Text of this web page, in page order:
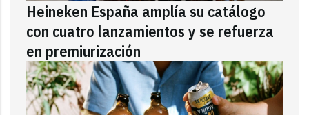
Heineken España amplía su catálogo
con cuatro lanzamientos y se refuerza
en premiurización